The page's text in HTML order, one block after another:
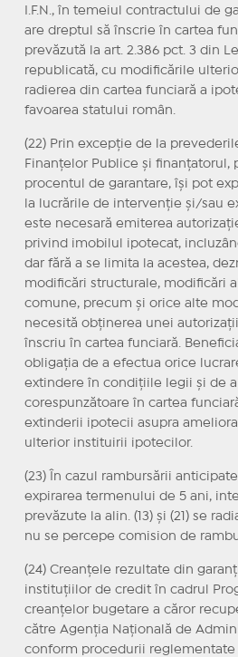
I.F.N., în temeiul contractului de
are dreptul să înscrie în cartea
prevăzută la art. 2.386 pct. 3 din
republicată, cu modificările
radierea din cartea funciară a
favoarea statului român.
(22) Prin excepție de la
Finanțelor Publice și finanțatorul,
procentul de garantare, își pot
la lucrările de intervenție și/sau
este necesară emiterea
privind imobilul ipotecat,
dar fără a se limita la acestea,
modificări structurale, modificări
comune, precum și orice alte
necesită obținerea unei
înscriu în cartea funciară.
obligația de a efectua orice
extindere în condițiile legii și de
corespunzătoare în cartea
extinderii ipotecii asupra
ulterior instituirii ipotecilor.
(23) În cazul rambursării
expirarea termenului de 5 ani,
prevăzute la alin. (13) și (21) se
nu se percepe comision de
(24) Creanțele rezultate din
instituțiilor de credit în cadrul
creanțelor bugetare a căror
către Agenția Națională de
conform procedurii reglementate